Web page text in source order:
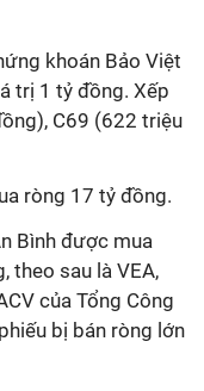
khoán Bảo Việt
trị 1 tỷ đồng. Xếp
C69 (622 triệu
ròng 17 tỷ đồng.
Bình được mua
theo sau là VEA,
của Tổng Công
bị bán ròng lớn